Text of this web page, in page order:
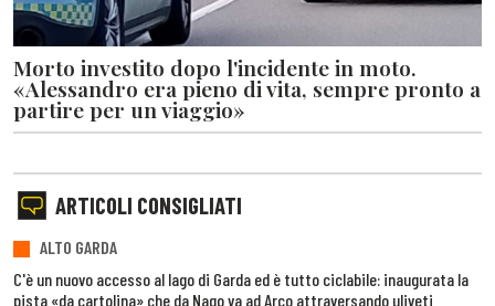
Morto investito dopo l'incidente in moto.
«Alessandro era pieno di vita, sempre pronto a
partire per un viaggio»
ARTICOLI CONSIGLIATI
ALTO GARDA
C'è un nuovo accesso al lago di Garda ed è tutto ciclabile: inaugurata la
pista «da cartolina» che da Nago va ad Arco attraversando uliveti